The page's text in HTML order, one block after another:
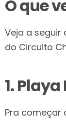
O que
Veja a seguir
do Circuito
1.
Pra começar